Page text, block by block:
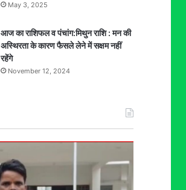
May 3, 2025
आज का राशिफल व पंचांग:मिथुन राशि : मन की
अस्थिरता के कारण फैसले लेने में सक्षम नहीं
रहेंगे
November 12, 2024